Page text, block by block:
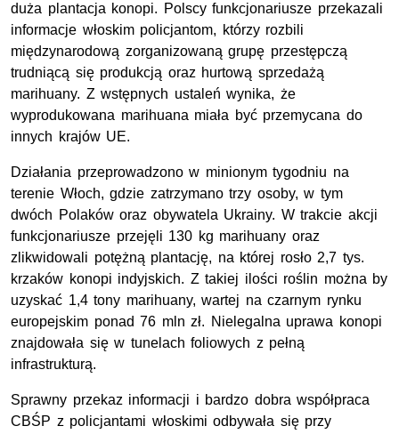
duża plantacja konopi. Polscy funkcjonariusze przekazali
informacje włoskim policjantom, którzy rozbili
międzynarodową zorganizowaną grupę przestępczą
trudniącą się produkcją oraz hurtową sprzedażą
marihuany. Z wstępnych ustaleń wynika, że
wyprodukowana marihuana miała być przemycana do
innych krajów UE.
Działania przeprowadzono w minionym tygodniu na
terenie Włoch, gdzie zatrzymano trzy osoby, w tym
dwóch Polaków oraz obywatela Ukrainy. W trakcie akcji
funkcjonariusze przejęli 130 kg marihuany oraz
zlikwidowali potężną plantację, na której rosło 2,7 tys.
krzaków konopi indyjskich. Z takiej ilości roślin można by
uzyskać 1,4 tony marihuany, wartej na czarnym rynku
europejskim ponad 76 mln zł. Nielegalna uprawa konopi
znajdowała się w tunelach foliowych z pełną
infrastrukturą.
Sprawny przekaz informacji i bardzo dobra współpraca
CBŚP z policjantami włoskimi odbywała się przy